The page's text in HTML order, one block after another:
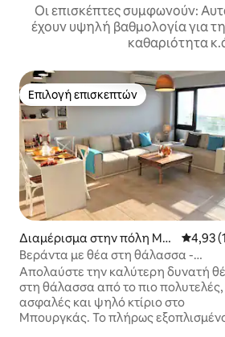
Οι επισκέπτες συμφωνούν:
έχουν υψηλή βαθμολογία για
καθαριότητα
Επιλογή επισκεπτών
Επιλογή επισκεπτών
Διαμέρισμα στην πόλη Μπ
ουργκάς
Μέση
4,93
Βεράντα με θέα στη θάλασσα -
πολυτελές κεντρικό διαμέρισμα 200
μέτρα από την παραλία
Απολαύστε την καλύτερη δυνατή
στη θάλασσα από το πιο πολυτελές,
ασφαλές και ψηλό κτίριο στο
Μπουργκάς. Το πλήρως